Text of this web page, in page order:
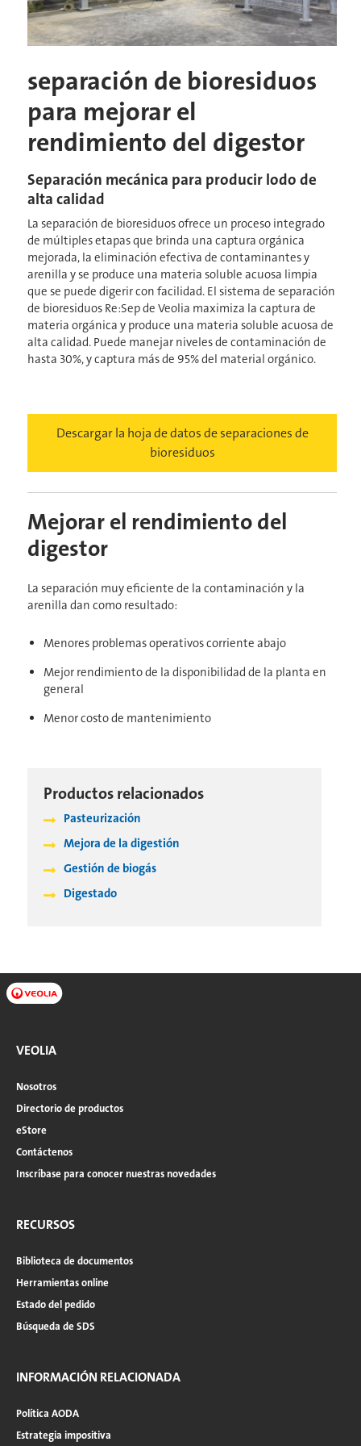
separación de bioresiduos
para mejorar el
rendimiento del digestor
Separación mecánica para producir lodo de
alta calidad
La separación de bioresiduos ofrece un proceso integrado
de múltiples etapas que brinda una captura orgánica
mejorada, la eliminación efectiva de contaminantes y
arenilla y se produce una materia soluble acuosa limpia
que se puede digerir con facilidad. El sistema de separación
de bioresiduos Re:Sep de Veolia​​​​​​​ maximiza la captura de
materia orgánica y produce una materia soluble acuosa de
alta calidad. Puede manejar niveles de contaminación de
hasta 30%, y captura más de 95% del material orgánico.
Descargar la hoja de datos de separaciones de
bioresiduos
Mejorar el rendimiento del
digestor
La separación muy eficiente de la contaminación y la
arenilla dan como resultado:
Menores problemas operativos corriente abajo
Mejor rendimiento de la disponibilidad de la planta en
general
Menor costo de mantenimiento
Productos relacionados
Pasteurización
Mejora de la digestión
Gestión de biogás
Digestado
VEOLIA
Nosotros
Directorio de productos
eStore
Contáctenos
Inscríbase para conocer nuestras novedades
RECURSOS
Biblioteca de documentos
Herramientas online
Estado del pedido
Búsqueda de SDS
INFORMACIÓN RELACIONADA
Política AODA
Estrategia impositiva